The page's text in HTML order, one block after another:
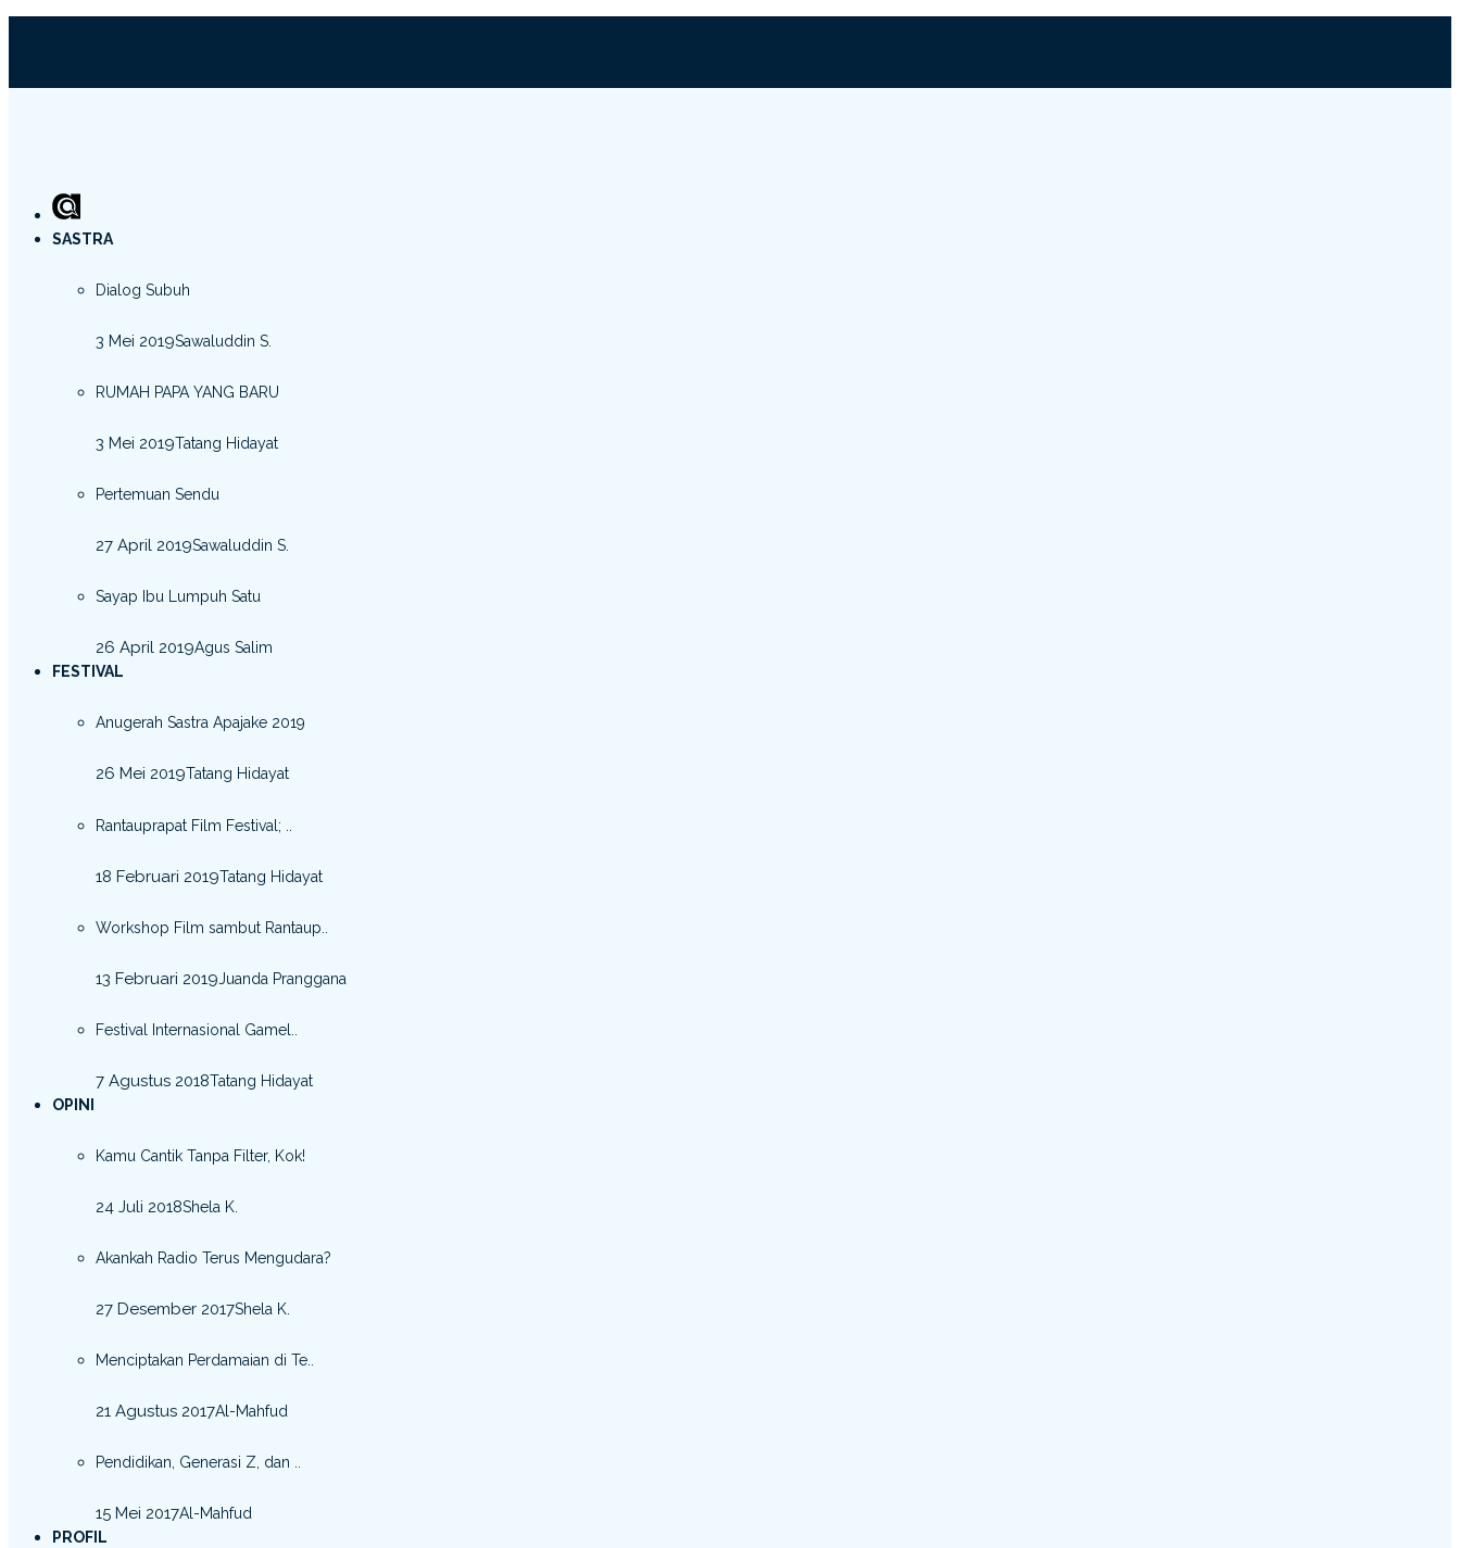
SASTRA
Dialog Subuh
3 Mei 2019Sawaluddin S.
RUMAH PAPA YANG BARU
3 Mei 2019Tatang Hidayat
Pertemuan Sendu
27 April 2019Sawaluddin S.
Sayap Ibu Lumpuh Satu
26 April 2019Agus Salim
FESTIVAL
Anugerah Sastra Apajake 2019
26 Mei 2019Tatang Hidayat
Rantauprapat Film Festival; ..
18 Februari 2019Tatang Hidayat
Workshop Film sambut Rantaup..
13 Februari 2019Juanda Pranggana
Festival Internasional Gamel..
7 Agustus 2018Tatang Hidayat
OPINI
Kamu Cantik Tanpa Filter, Kok!
24 Juli 2018Shela K.
Akankah Radio Terus Mengudara?
27 Desember 2017Shela K.
Menciptakan Perdamaian di Te..
21 Agustus 2017Al-Mahfud
Pendidikan, Generasi Z, dan ..
15 Mei 2017Al-Mahfud
PROFIL